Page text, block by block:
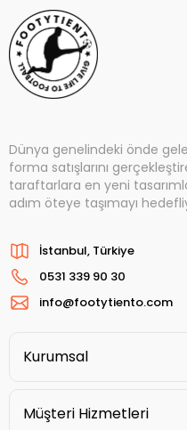
Dünya genelindeki önde
forma satışlarını
taraftarlara en yeni
adım öteye taşımayı
İstanbul, Türkiye
0531 339 90 30
info@footytiento.com
Kurumsal
Müşteri Hizmetleri